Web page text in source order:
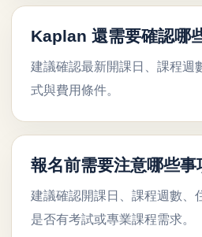
Kaplan 還需要確認哪
建議確認最新開課日、課程週
式與費用條件。
報名前需要注意哪些事
建議確認開課日、課程週數、
是否有考試或專業課程需求。